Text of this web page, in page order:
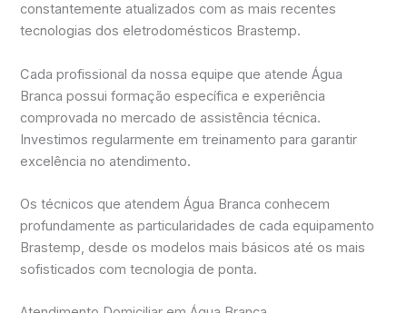
constantemente atualizados com as mais recentes
tecnologias dos eletrodomésticos Brastemp.
Cada profissional da nossa equipe que atende Água
Branca possui formação específica e experiência
comprovada no mercado de assistência técnica.
Investimos regularmente em treinamento para garantir
excelência no atendimento.
Os técnicos que atendem Água Branca conhecem
profundamente as particularidades de cada equipamento
Brastemp, desde os modelos mais básicos até os mais
sofisticados com tecnologia de ponta.